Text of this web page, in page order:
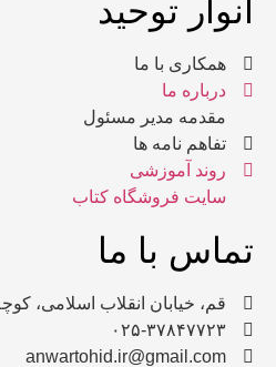
انوار توحید
همکاری با ما
درباره ما
مقدمه مدیر مسئول
تفاهم نامه ها
روند آموزشی
سایت فروشگاه کتاب
تماس با ما
قم، خیابان انقلاب اسلامی، کوچه ۴۱، فرعی ۸،
۰۲۵-۳۷۸۴۷۷۲۳​
anwartohid.ir@gmail.com​